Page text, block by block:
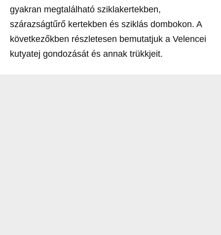
gyakran megtalálható sziklakertekben,
szárazságtűrő kertekben és sziklás dombokon. A
következőkben részletesen bemutatjuk a Velencei
kutyatej gondozását és annak trükkjeit.